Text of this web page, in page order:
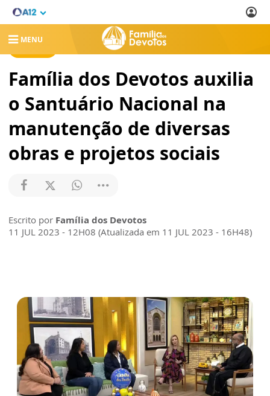
MENU
Família dos Devotos auxilia
o Santuário Nacional na
manutenção de diversas
obras e projetos sociais
Escrito por Família dos Devotos
11 JUL 2023 - 12H08 (Atualizada em 11 JUL 2023 - 16H48)